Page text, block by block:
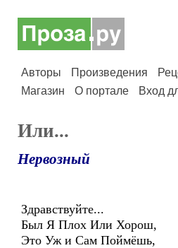
Авторы Произведения
Магазин
О портале Вход
Или...
Нервозный
Здравствуйте...
Был Я Плох Или Хорош,
Это Уж и Сам Поймёшь,